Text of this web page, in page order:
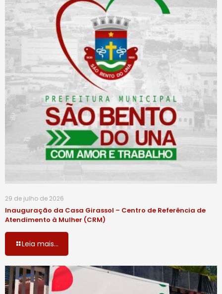
29 de julho de 2026
Inauguração da Casa Girassol – Centro de Referência de
Atendimento à Mulher (CRM)
Leia mais...